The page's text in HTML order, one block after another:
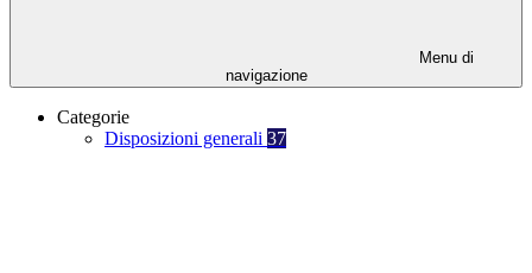
Menu di
navigazione
Categorie
Disposizioni generali 37